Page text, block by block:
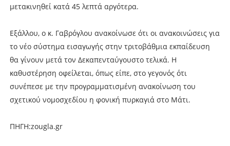
μετακινηθεί κατά 45 λεπτά αργότερα.
Εξάλλου, ο κ. Γαβρόγλου ανακοίνωσε ότι οι ανακοινώσεις για
το νέο σύστημα εισαγωγής στην τριτοβάθμια εκπαίδευση
θα γίνουν μετά τον Δεκαπενταύγουστο τελικά. Η
καθυστέρηση οφείλεται, όπως είπε, στο γεγονός ότι
συνέπεσε με την προγραμματισμένη ανακοίνωση του
σχετικού νομοσχεδίου η φονική πυρκαγιά στο Μάτι.
ΠΗΓΗ:zougla.gr